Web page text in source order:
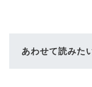
あわせて読みた